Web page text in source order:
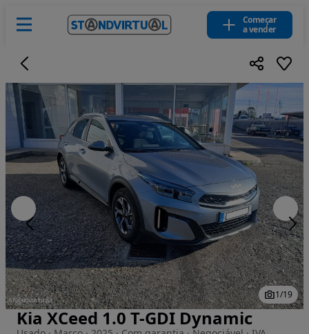
Começar
a vender
Imagem 1 de 19
1/19
Kia XCeed 1.0 T-GDI Dynamic